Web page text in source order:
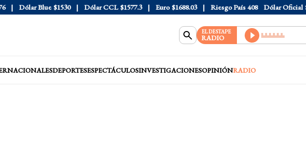
Dólar Blue $1530 Dólar CCL $1577.3 Euro $1688.03 Riesgo País 408 Dólar Oficial
EL DESTAPE
RADIO
DEPORTESESPECTÁCULOSINVESTIGACIONESOPINIÓNRADIO